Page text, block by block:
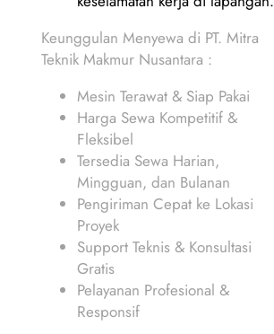
Keunggulan Menyewa di PT. Mitra
Teknik Makmur Nusantara :
Mesin Terawat & Siap Pakai
Harga Sewa Kompetitif &
Fleksibel
Tersedia Sewa Harian,
Mingguan, dan Bulanan
Pengiriman Cepat ke Lokasi
Proyek
Support Teknis & Konsultasi
Gratis
Pelayanan Profesional &
Responsif